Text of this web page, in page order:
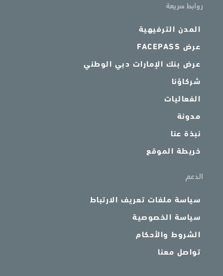
روابط سريعة
المدن الترفيهية
عرض FACEPASS
عرض بنك الإمارات دبي الوطني
شركاؤنا
الفعاليات
مدونة
نبذة عنا
خريطة الموقع
الدعم
سياسة ملفات تعريف الارتباط
سياسة الخصوصية
الشروط والأحكام
تواصل معنا